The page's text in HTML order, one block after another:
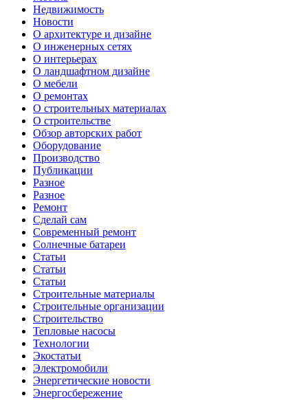
Недвижимость
Новости
О архитектуре и дизайне
О инженерных сетях
О интерьерах
О ландшафтном дизайне
О мебели
О ремонтах
О строительных материалах
О строительстве
Обзор авторских работ
Оборудование
Производство
Публикации
Разное
Разное
Ремонт
Сделай сам
Современный ремонт
Солнечные батареи
Статьи
Статьи
Статьи
Строительные материалы
Строительные организации
Строительство
Тепловые насосы
Технологии
Экостатьи
Электромобили
Энергетические новости
Энергосбережение